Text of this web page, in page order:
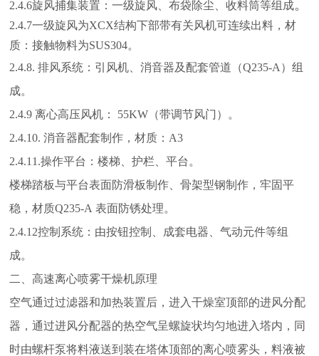
2.4.6旋风捕集装置：一级旋风、布袋除尘、收料筒等组成。
2.4.7一级旋风为XCX结构下部带有关风机可连续出料，材
质：接触物料为SUS304。
2.4.8. 排风系统：引风机、消音器及配套管道（Q235-A）组
成。
2.4.9离心高压风机： 55KW （带调节风门）。
2.4.10.消音器配套制作，材质： A3
2.4.11.操作平台：楼梯、护栏、平台。
楼梯踏板与平台表面防滑板制作、骨架型钢制作，牢固平
稳 ，材质Q235-A表面防锈处理。
2.4.12控制系统：由按钮控制、成套电器、气动元件等组
成。
二、高速离心喷雾干燥机原理
空气通过过滤器和加热装置后，进入干燥室顶部的进风分配
器，通过进风分配器的热空气呈螺旋状均匀地进入塔内，同
时由螺杆泵将料液送到装在塔体顶部的离心喷雾头，料液被